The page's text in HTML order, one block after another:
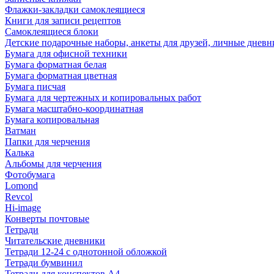
Флажки-закладки самоклеящиеся
Книги для записи рецептов
Самоклеящиеся блоки
Детские подарочные наборы, анкеты для друзей, личные
Бумага для офисной техники
Бумага форматная белая
Бумага форматная цветная
Бумага писчая
Бумага для чертежных и копировальных работ
Бумага масштабно-координатная
Бумага копировальная
Ватман
Папки для черчения
Калька
Альбомы для черчения
Фотобумага
Lomond
Revcol
Hi-image
Конверты почтовые
Тетради
Читательские дневники
Тетради 12-24 с однотонной обложкой
Тетради бумвинил